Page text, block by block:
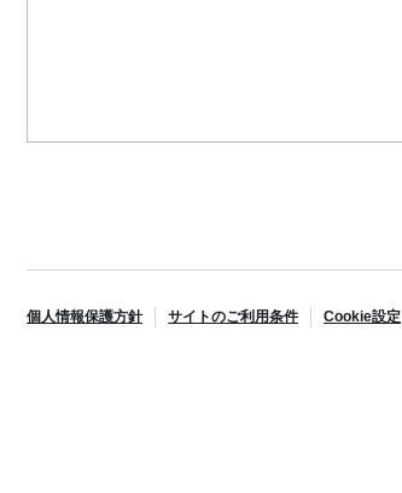
個人情報保護方針 サイトのご利用条件 Cookie設定